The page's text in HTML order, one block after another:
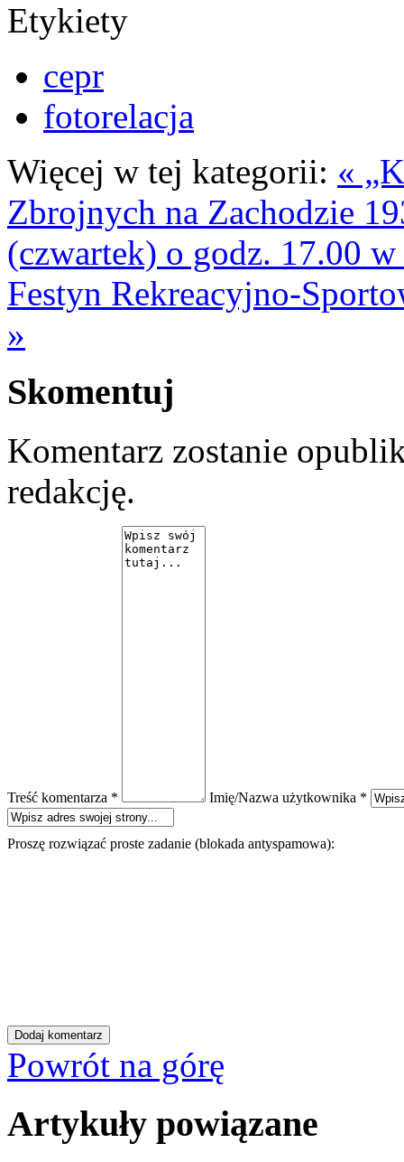
Etykiety
cepr
fotorelacja
Więcej w tej kategorii: «
Zbrojnych na Zachodzie
(czwartek) o godz. 17.00
Festyn Rekreacyjno-
»
Skomentuj
Komentarz zostanie
redakcję.
Treść komentarza * Imię/Nazwa użytkownika *
Proszę rozwiązać proste zadanie (blokada antyspamowa):
Powrót na górę
Artykuły powiązane